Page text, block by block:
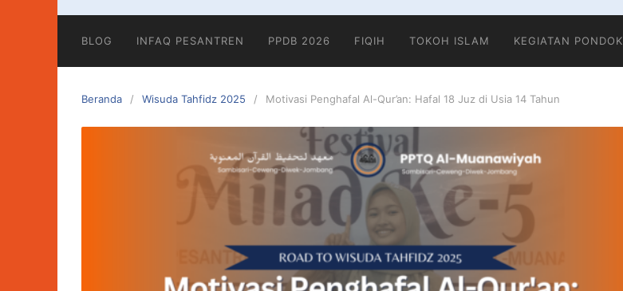
BLOG INFAQ PESANTREN PPDB 2026 FIQIH TOKOH ISLAM KEGIATAN PONDOK
Beranda Wisuda Tahfidz 2025 Motivasi Penghafal Al-Qur’an: Hafal 18 Juz di Usia 14 Tahun